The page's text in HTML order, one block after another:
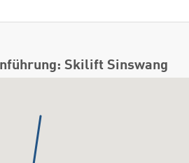
Skilift Sinswang